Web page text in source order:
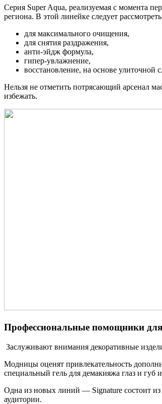
Серия Super Aqua, реализуемая с момента
региона. В этой линейке следует
для максимального очищения,
для снятия раздражения,
анти-эйдж формула,
гипер-увлажнение,
восстановление, на основе улиточной
Нельзя не отметить потрясающий арсенал
избежать.
Профессиональные помощники
Заслуживают внимания декоративные
Модницы оценят привлекательность
специальный гель для демакияжа глаз и губ
Одна из новых линий — Signature состоит из
аудитории.